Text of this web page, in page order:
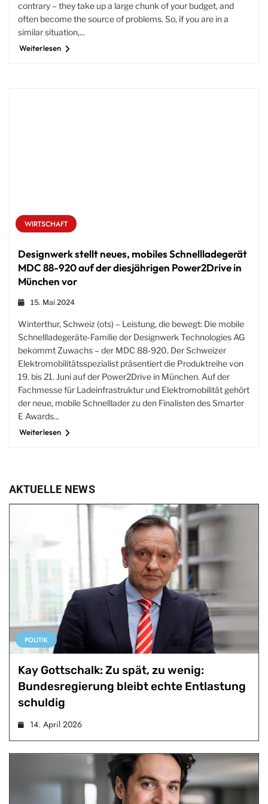
AKTUELLE NEWS
POLITIK
Kay Gottschalk: Zu spät, zu wenig:
Bundesregierung bleibt echte Entlastung
schuldig
14. April 2026
contrary – they take up a large chunk of your budget, and
often become the source of problems. So, if you are in a
similar situation,...
Weiterlesen
WIRTSCHAFT
Designwerk stellt neues, mobiles Schnellladegerät
MDC 88-920 auf der diesjährigen Power2Drive in
München vor
15. Mai 2024
Winterthur, Schweiz (ots) – Leistung, die bewegt: Die mobile
Schnellladegeräte-Familie der Designwerk Technologies AG
bekommt Zuwachs – der MDC 88-920. Der Schweizer
Elektromobilitätsspezialist präsentiert die Produktreihe von
19. bis 21. Juni auf der Power2Drive in München. Auf der
Fachmesse für Ladeinfrastruktur und Elektromobilität gehört
der neue, mobile Schnelllader zu den Finalisten des Smarter
E Awards...
Weiterlesen